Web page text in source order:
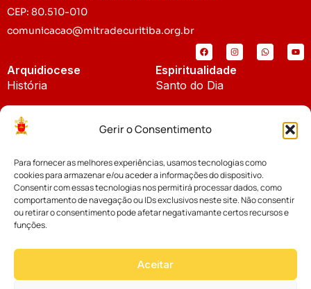
Gerir o Consentimento
Para fornecer as melhores experiências, usamos tecnologias como
cookies para armazenar e/ou aceder a informações do dispositivo.
Consentir com essas tecnologias nos permitirá processar dados, como
comportamento de navegação ou IDs exclusivos neste site. Não consentir
ou retirar o consentimento pode afetar negativamante certos recursos e
funções.
Aceitar
CEP: 80.510-010
comunicacao@mitradecuritiba.org.br
Arquidiocese
História
Padroeira
Espiritualidade
Santo do Dia
Notícias
Notícias da Arquidiocese
Notícias Cáritas
Palavra dos Bispos
Cúria Diocesana
Fundo Diocesano
Vicariatos da Educação